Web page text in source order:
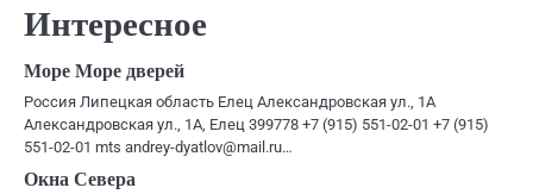
записям
Интересное
Море Море дверей
Россия Липецкая область Елец Александровская ул., 1А
Александровская ул., 1А, Елец 399778 +7 (915) 551-02-01 +7 (915)
551-02-01 mts andrey-dyatlov@mail.ru…
Окна Севера